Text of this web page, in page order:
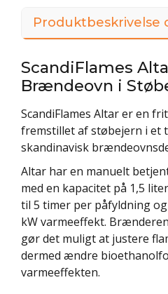
Produktbeskrivelse
ScandiFlames
Brændeovn i
ScandiFlames Altar er en
fremstillet af støbejern i et
skandinavisk
Altar har en manuelt
med en kapacitet på 1,5
til 5 timer per påfyldning
kW varmeeffekt.
gør det muligt at justere
dermed ændre
varmeeffekten.